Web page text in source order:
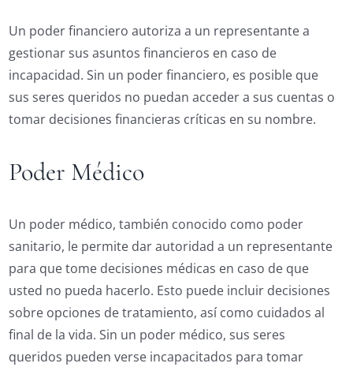
Un poder financiero autoriza a un representante a
gestionar sus asuntos financieros en caso de
incapacidad. Sin un poder financiero, es posible que
sus seres queridos no puedan acceder a sus cuentas o
tomar decisiones financieras críticas en su nombre.
Poder Médico
Un poder médico, también conocido como poder
sanitario, le permite dar autoridad a un representante
para que tome decisiones médicas en caso de que
usted no pueda hacerlo. Esto puede incluir decisiones
sobre opciones de tratamiento, así como cuidados al
final de la vida. Sin un poder médico, sus seres
queridos pueden verse incapacitados para tomar